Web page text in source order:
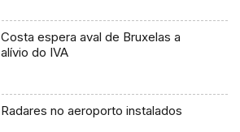
Costa espera aval de Bruxelas a
alívio do IVA
Radares no aeroporto instalados